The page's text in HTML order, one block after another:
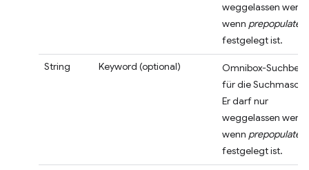
weggelassen
wenn
festgelegt ist.
String Keyword (optional)
Omnibox-
für die
Er darf nur
weggelassen
wenn
festgelegt ist.